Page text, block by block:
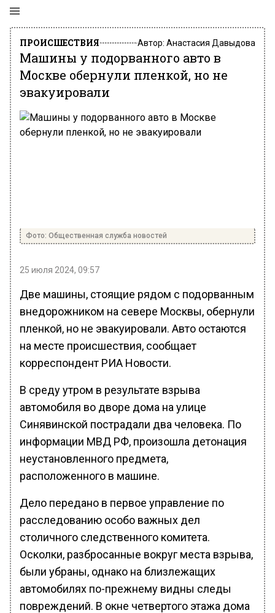
ПРОИСШЕСТВИЯ Автор: Анастасия Давыдова
Машины у подорванного авто в
Москве обернули пленкой, но не
эвакуировали
Фото: Общественная служба новостей
25 июля 2024, 09:57
Две машины, стоящие рядом с подорванным
внедорожником на севере Москвы, обернули
пленкой, но не эвакуировали. Авто остаются
на месте происшествия, сообщает
корреспондент РИА Новости.
В среду утром в результате взрыва
автомобиля во дворе дома на улице
Синявинской пострадали два человека. По
информации МВД РФ, произошла детонация
неустановленного предмета,
расположенного в машине.
Дело передано в первое управление по
расследованию особо важных дел
столичного следственного комитета.
Осколки, разбросанные вокруг места взрыва,
были убраны, однако на близлежащих
автомобилях по-прежнему видны следы
повреждений. В окне четвертого этажа дома